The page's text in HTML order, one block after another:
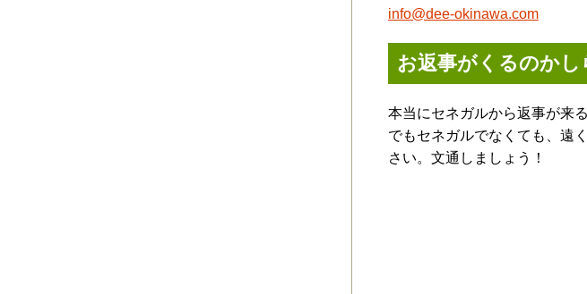
info@dee-okinawa.com
お返事がくるのかし
本当にセネガルから返事が来
でもセネガルでなくても、遠
さい。文通しましょう！